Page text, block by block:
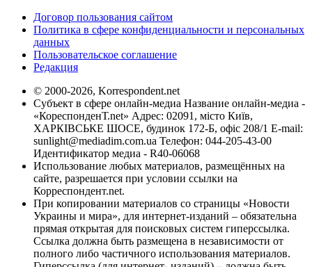
Договор пользования сайтом
Политика в сфере конфиденциальности и персональных
данных
Пользовательское соглашение
Редакция
© 2000-2026, Korrespondent.net
Субъект в сфере онлайн-медиа Название онлайн-медиа -
«КореспонденТ.net» Адрес: 02091, місто Київ,
ХАРКІВСЬКЕ ШОСЕ, будинок 172-Б, офіс 208/1 E-mail:
sunlight@mediadim.com.ua Телефон: 044-205-43-00
Идентификатор медиа - R40-06068
Использование любых материалов, размещённых на
сайте, разрешается при условии ссылки на
Корреспондент.net.
При копировании материалов со страницы «Новости
Украины и мира», для интернет-изданий – обязательна
прямая открытая для поисковых систем гиперссылка.
Ссылка должна быть размещена в независимости от
полного либо частичного использования материалов.